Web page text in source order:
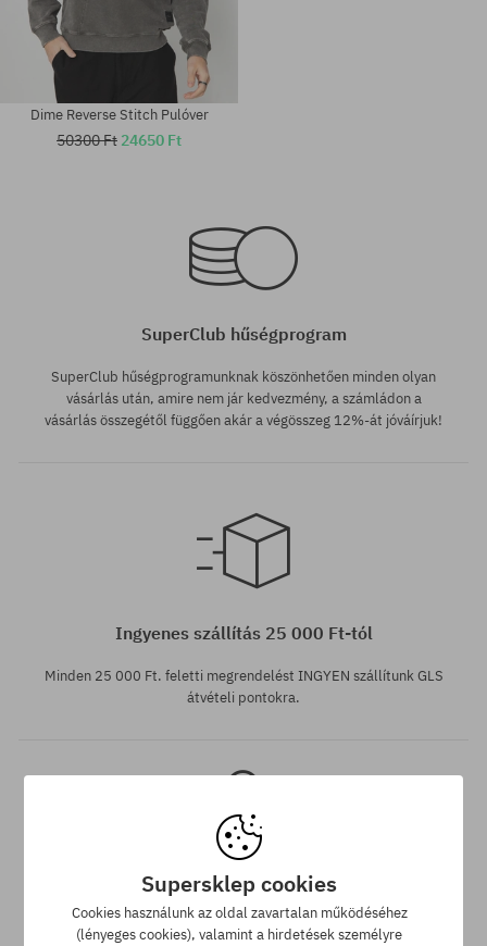
M
Dime Reverse Stitch Pulóver
50300 Ft 24650 Ft
SuperClub hűségprogram
SuperClub hűségprogramunknak köszönhetően minden olyan
vásárlás után, amire nem jár kedvezmény, a számládon a
vásárlás összegétől függően akár a végösszeg 12%-át jóváírjuk!
Ingyenes szállítás 25 000 Ft-tól
Minden 25 000 Ft. feletti megrendelést INGYEN szállítunk GLS
átvételi pontokra.
Legjobb ár garancia
Supersklep cookies
Cookies használunk az oldal zavartalan működéséhez
(lényeges cookies), valamint a hirdetések személyre